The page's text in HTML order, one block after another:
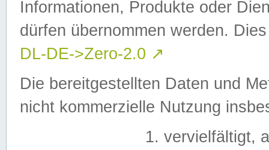
Informationen, Produkte oder
dürfen übernommen werden.
DL-DE->Zero-2.0 ↗
Die bereitgestellten Daten und
nicht kommerzielle Nutzung
vervielfältigt,